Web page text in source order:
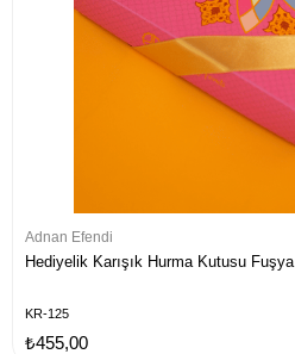
Adnan Efendi
Hediyelik Karışık Hurma Kutusu Fuşya
KR-125
₺455,00